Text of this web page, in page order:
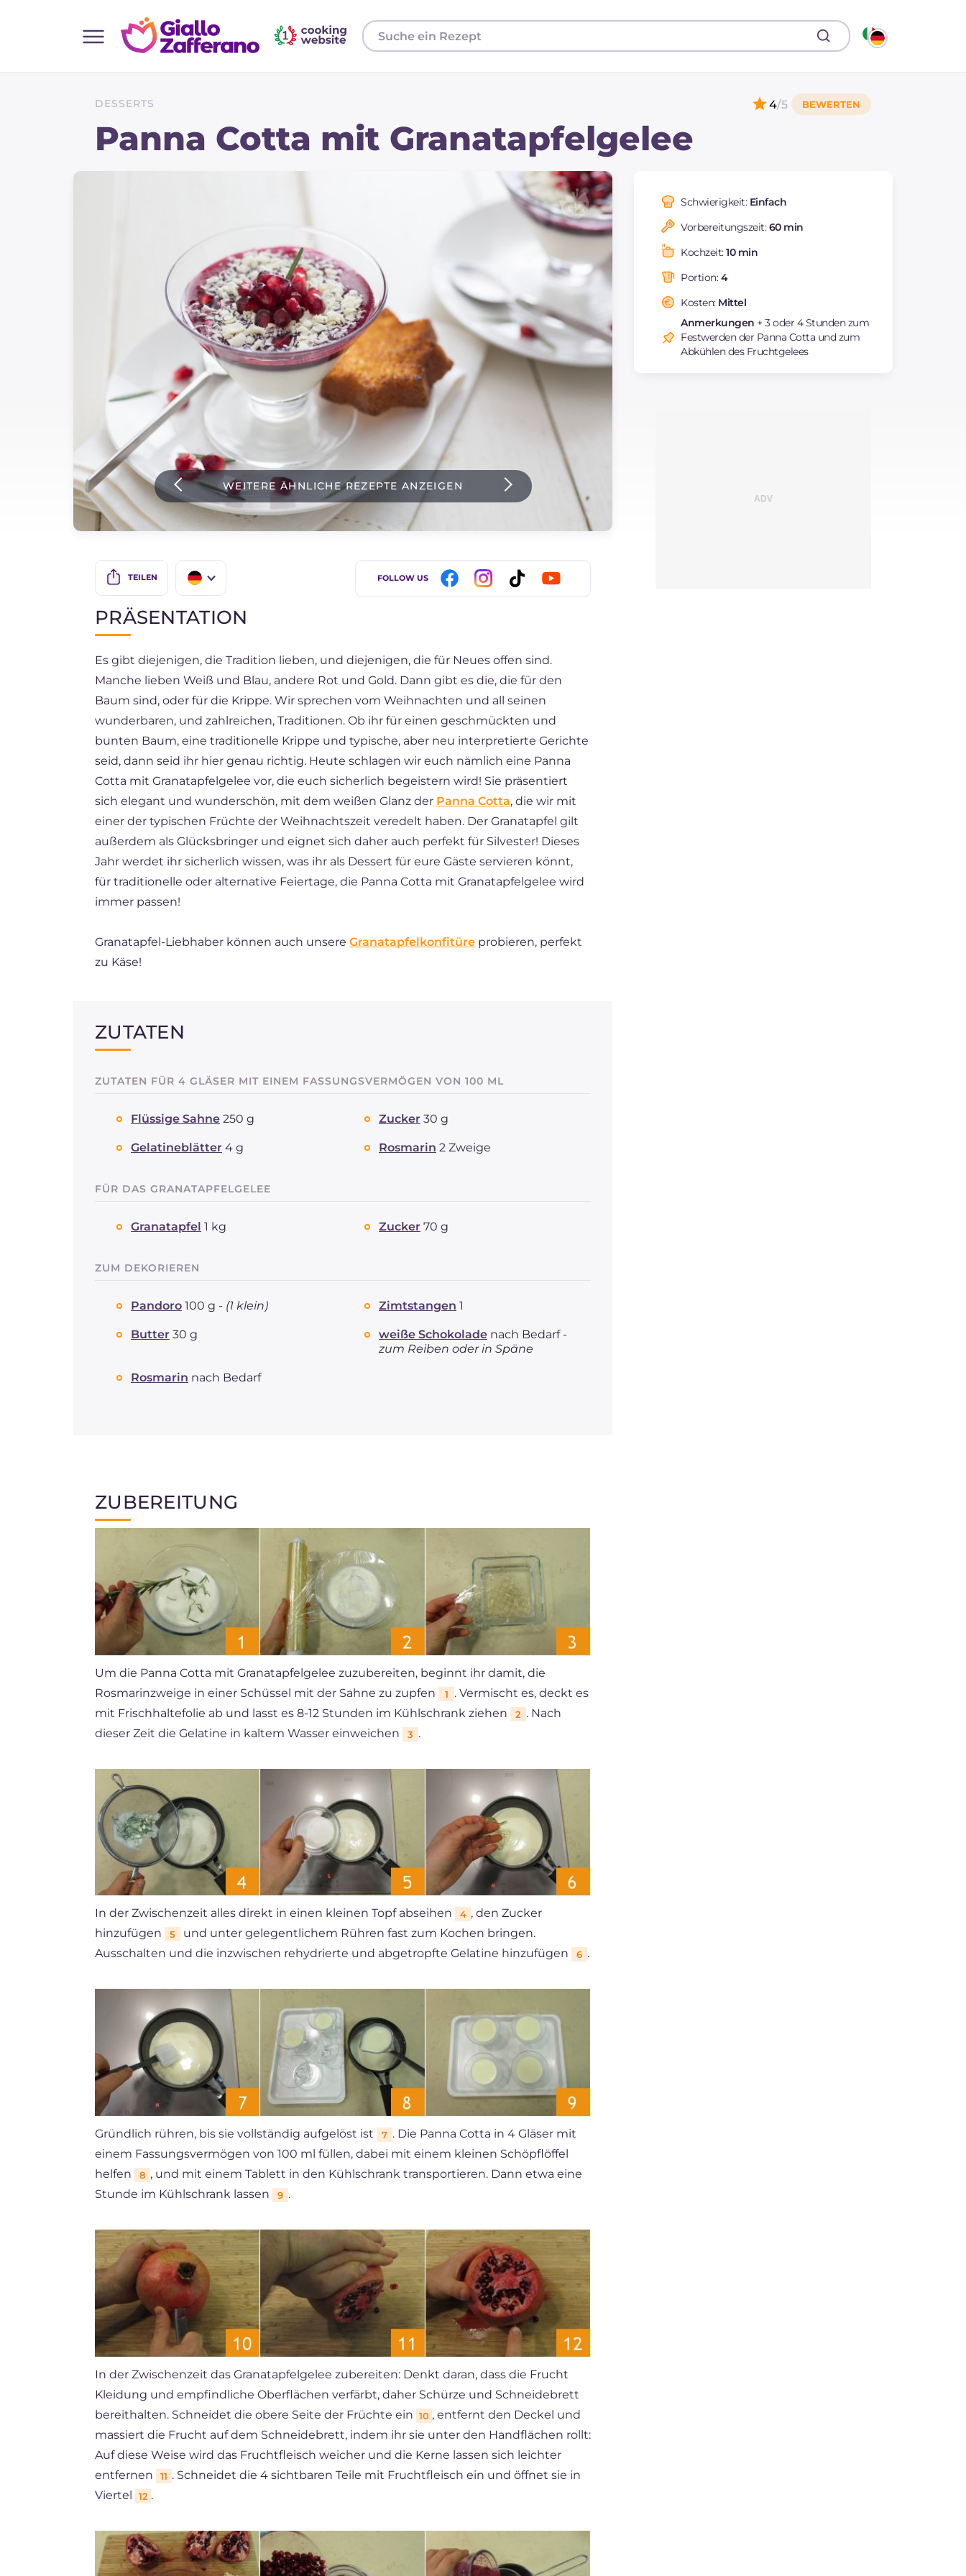
Hauptgerichte
Instagram
YouTube
DESSERTS
Panna Cotta mit Granatapfelgelee
4/5
WEITERE ÄHNLICHE REZEPTE ANZEIGEN
TEILEN
FR
BR
NL
FOLLOW US
Schwierigkeit: Einfach
Vorbereitungszeit:60 min
Kochzeit:10 min
Portion:4
Kosten: Mittel
Anmerkungen + 3 oder 4 Stunden zum
Festwerden der Panna Cotta und zum
Abkühlen des Fruchtgelees
PRÄSENTATION
Es gibt diejenigen, die Tradition lieben, und diejenigen, die für Neues offen sind.
Manche lieben Weiß und Blau, andere Rot und Gold. Dann gibt es die, die für den
Baum sind, oder für die Krippe. Wir sprechen vom Weihnachten und all seinen
wunderbaren, und zahlreichen, Traditionen. Ob ihr für einen geschmückten und
bunten Baum, eine traditionelle Krippe und typische, aber neu interpretierte Gerichte
seid, dann seid ihr hier genau richtig. Heute schlagen wir euch nämlich eine Panna
Cotta mit Granatapfelgelee vor, die euch sicherlich begeistern wird! Sie präsentiert
sich elegant und wunderschön, mit dem weißen Glanz der Panna Cotta, die wir mit
einer der typischen Früchte der Weihnachtszeit veredelt haben. Der Granatapfel gilt
außerdem als Glücksbringer und eignet sich daher auch perfekt für Silvester! Dieses
Jahr werdet ihr sicherlich wissen, was ihr als Dessert für eure Gäste servieren könnt,
für traditionelle oder alternative Feiertage, die Panna Cotta mit Granatapfelgelee wird
immer passen!
Granatapfel-Liebhaber können auch unsere Granatapfelkonfitüre probieren, perfekt
zu Käse!
ZUTATEN
ZUTATEN FÜR 4 GLÄSER MIT EINEM FASSUNGSVERMÖGEN VON 100 ML
Flüssige Sahne 250 g Zucker 30 g
Gelatineblätter 4 g Rosmarin 2 Zweige
FÜR DAS GRANATAPFELGELEE
Granatapfel 1 kg Zucker 70 g
ZUM DEKORIEREN
Pandoro 100 g - (1 klein) Zimtstangen 1
Butter 30 g weiße Schokolade nach Bedarf -
zum Reiben oder in Späne
Rosmarin nach Bedarf
ZUBEREITUNG
Um die Panna Cotta mit Granatapfelgelee zuzubereiten, beginnt ihr damit, die
Rosmarinzweige in einer Schüssel mit der Sahne zu zupfen
1
. Vermischt es, deckt es
mit Frischhaltefolie ab und lasst es 8-12 Stunden im Kühlschrank ziehen
2 . Nach
dieser Zeit die Gelatine in kaltem Wasser einweichen
3 .
In der Zwischenzeit alles direkt in einen kleinen Topf abseihen 4 , den Zucker
hinzufügen
5
und unter gelegentlichem Rühren fast zum Kochen bringen.
Ausschalten und die inzwischen rehydrierte und abgetropfte Gelatine hinzufügen
6 .
Gründlich rühren, bis sie vollständig aufgelöst ist 7 . Die Panna Cotta in 4 Gläser mit
einem Fassungsvermögen von 100 ml füllen, dabei mit einem kleinen Schöpflöffel
helfen
8 , und mit einem Tablett in den Kühlschrank transportieren. Dann etwa eine
Stunde im Kühlschrank lassen
9 .
In der Zwischenzeit das Granatapfelgelee zubereiten: Denkt daran, dass die Frucht
Kleidung und empfindliche Oberflächen verfärbt, daher Schürze und Schneidebrett
bereithalten. Schneidet die obere Seite der Früchte ein 10 , entfernt den Deckel und
massiert die Frucht auf dem Schneidebrett, indem ihr sie unter den Handflächen rollt:
Auf diese Weise wird das Fruchtfleisch weicher und die Kerne lassen sich leichter
entfernen
11 . Schneidet die 4 sichtbaren Teile mit Fruchtfleisch ein und öffnet sie in
Viertel
12 .